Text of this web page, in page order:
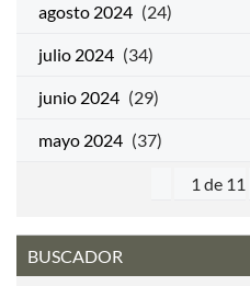
agosto 2024 (24)
julio 2024 (34)
junio 2024 (29)
mayo 2024 (37)
1 de 11
BUSCADOR